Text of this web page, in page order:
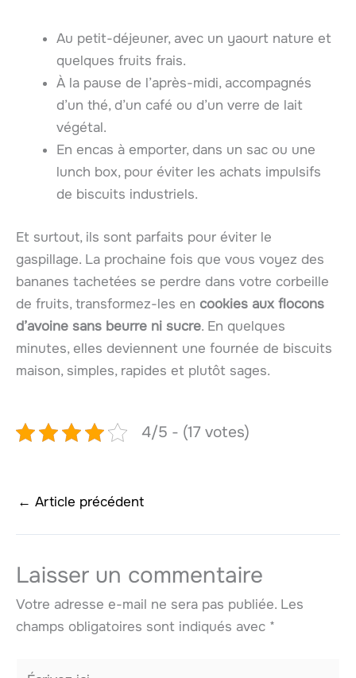
Au petit-déjeuner, avec un yaourt nature et
quelques fruits frais.
À la pause de l’après-midi, accompagnés
d’un thé, d’un café ou d’un verre de lait
végétal.
En encas à emporter, dans un sac ou une
lunch box, pour éviter les achats impulsifs
de biscuits industriels.
Et surtout, ils sont parfaits pour éviter le
gaspillage. La prochaine fois que vous voyez des
bananes tachetées se perdre dans votre corbeille
de fruits, transformez-les en cookies aux flocons
d’avoine sans beurre ni sucre. En quelques
minutes, elles deviennent une fournée de biscuits
maison, simples, rapides et plutôt sages.
4/5 - (17 votes)
← Article précédent
Laisser un commentaire
Votre adresse e-mail ne sera pas publiée. Les
champs obligatoires sont indiqués avec *
Écrivez